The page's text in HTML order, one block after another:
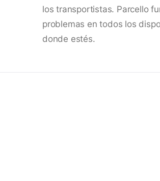
los transportistas. Parcello
problemas en todos los
donde estés.